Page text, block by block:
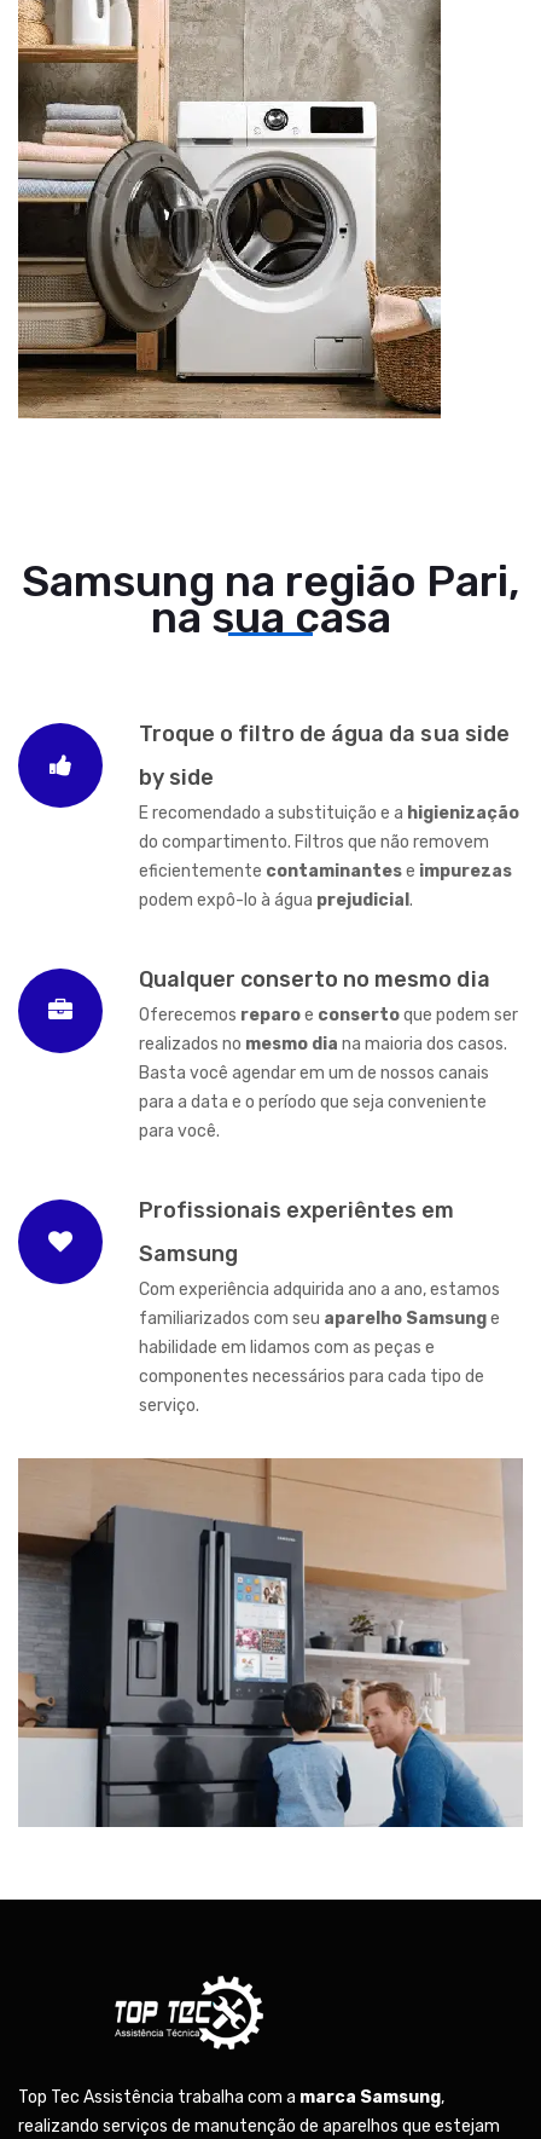
Samsung na região Pari,
na sua casa
Troque o filtro de água da sua side
by side
E recomendado a substituição e a higienização
do compartimento. Filtros que não removem
eficientemente contaminantese impurezas
podem expô-lo à água prejudicial .
Qualquer conserto no mesmo dia
Oferecemos reparoe consertoque podem ser
realizados no mesmo dia na maioria dos casos.
Basta você agendar em um de nossos canais
para a data e o período que seja conveniente
para você.
Profissionais experiêntes em
Samsung
Com experiência adquirida ano a ano, estamos
familiarizados com seu aparelho Samsunge
habilidade em lidamos com as peças e
componentes necessários para cada tipo de
serviço.
Top Tec Assistência trabalha com a marca Samsung,
realizando serviços de manutenção de aparelhos que estejam